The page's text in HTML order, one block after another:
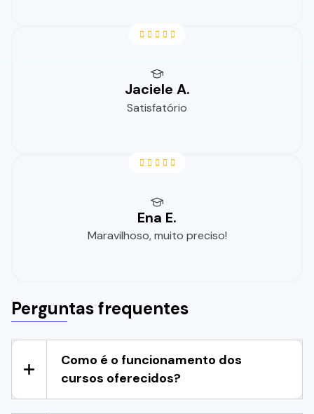
Jaciele A.
Satisfatório
Ena E.
Maravilhoso, muito preciso!
Perguntas frequentes
Como é o funcionamento dos
cursos oferecidos?